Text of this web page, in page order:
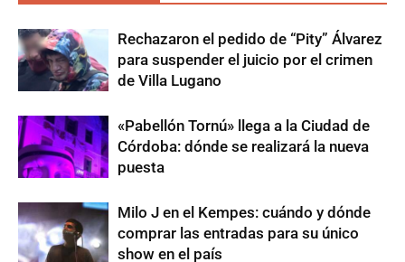
Rechazaron el pedido de “Pity” Álvarez
para suspender el juicio por el crimen
de Villa Lugano
«Pabellón Tornú» llega a la Ciudad de
Córdoba: dónde se realizará la nueva
puesta
Milo J en el Kempes: cuándo y dónde
comprar las entradas para su único
show en el país